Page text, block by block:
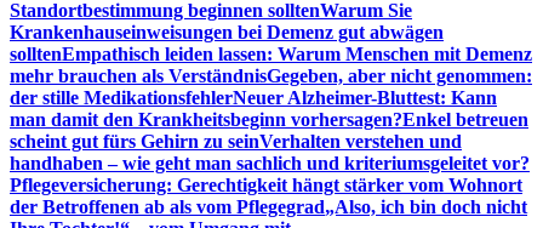
Standortbestimmung beginnen solltenWarum Sie
Krankenhauseinweisungen bei Demenz gut abwägen
solltenEmpathisch leiden lassen: Warum Menschen mit Demenz
mehr brauchen als VerständnisGegeben, aber nicht genommen:
der stille MedikationsfehlerNeuer Alzheimer-Bluttest: Kann
man damit den Krankheitsbeginn vorhersagen?Enkel betreuen
scheint gut fürs Gehirn zu seinVerhalten verstehen und
handhaben – wie geht man sachlich und kriteriumsgeleitet vor?
Pflegeversicherung: Gerechtigkeit hängt stärker vom Wohnort
der Betroffenen ab als vom Pflegegrad„Also, ich bin doch nicht